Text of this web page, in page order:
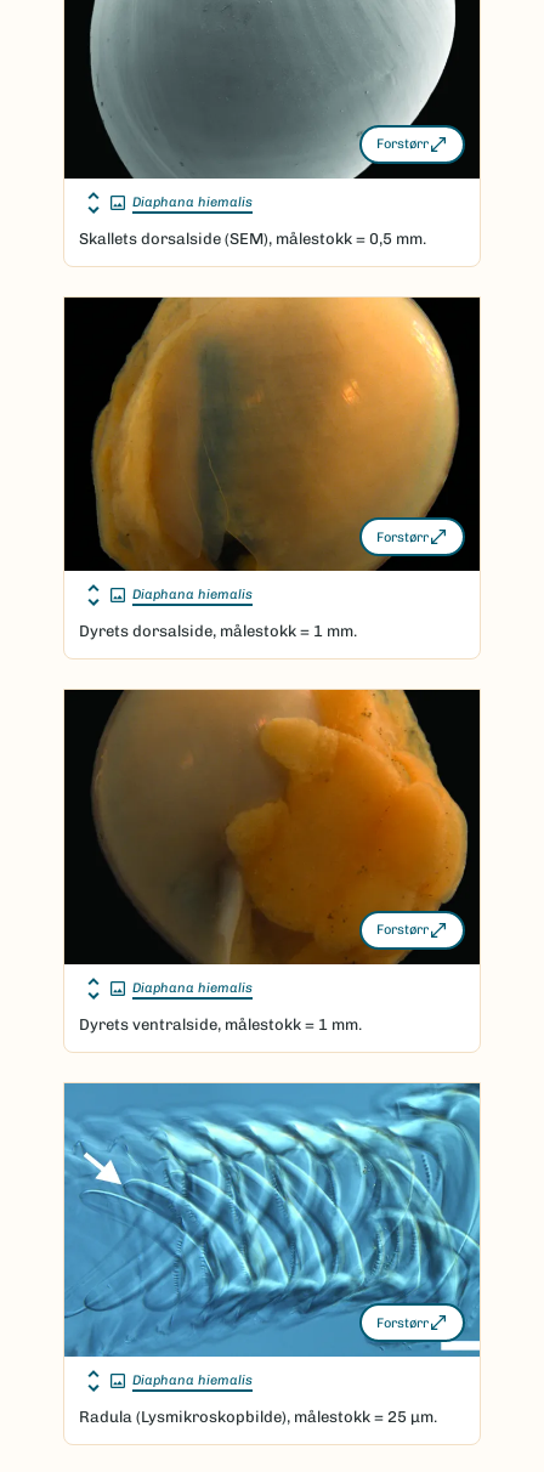
Forstørr
Diaphana hiemalis
Skallets dorsalside (SEM), målestokk = 0,5 mm.
Forstørr
Diaphana hiemalis
Dyrets dorsalside, målestokk = 1 mm.
Forstørr
Diaphana hiemalis
Dyrets ventralside, målestokk = 1 mm.
Forstørr
Diaphana hiemalis
Radula (Lysmikroskopbilde), målestokk = 25 μm.